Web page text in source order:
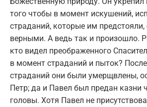
того чтобы в момент искушений,
страданий, которые им
верными. А ведь так и произошло.
кто видел преображенного
в момент страданий и пыток?
страданий они были умерщвлены,
Петр; да и Павел был предан казни
головы. Хотя Павел не